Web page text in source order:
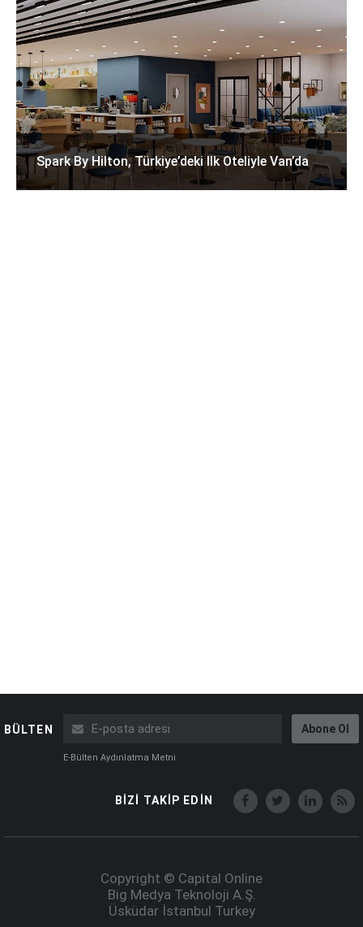
Spark By Hilton, Türkiye’deki Ilk Oteliyle Van’da
BÜLTEN Abone Ol
E-Bülten Aydınlatma Metni
BİZİ TAKİP EDİN
Copyright © Capital Online
Big Medya Teknoloji A.Ş.
Üsküdar İstanbul Turkey